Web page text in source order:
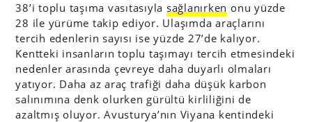
38’i toplu taşıma vasıtasıyla sağlanırken onu yüzde
28 ile yürüme takip ediyor. Ulaşımda araçlarını
tercih edenlerin sayısı ise yüzde 27’de kalıyor.
Kentteki insanların toplu taşımayı tercih etmesindeki
nedenler arasında çevreye daha duyarlı olmaları
yatıyor. Daha az araç trafiği daha düşük karbon
salınımına denk olurken gürültü kirliliğini de
azaltmış oluyor. Avusturya’nın Viyana kentindeki